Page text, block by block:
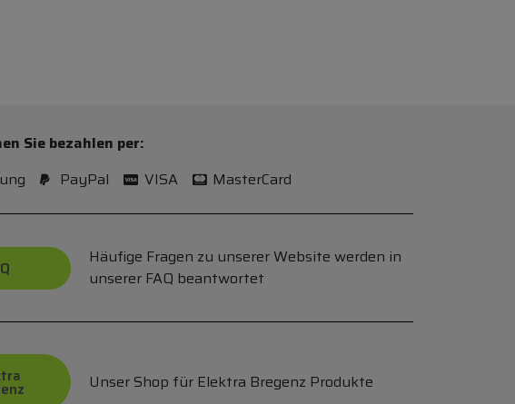
Sie bezahlen per:
PayPal VISA MasterCard
Häufige Fragen zu unserer Website werden in
unserer FAQ beantwortet
Unser Shop für Elektra Bregenz Produkte